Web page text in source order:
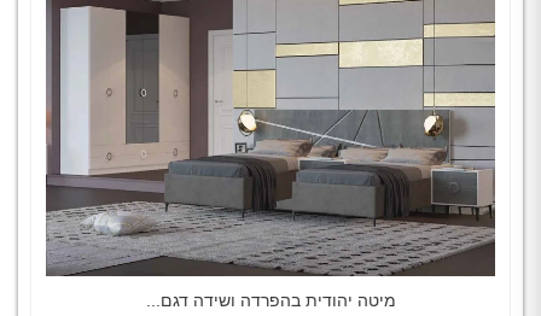
מיטה יהודית בהפרדה ושידה דגם...